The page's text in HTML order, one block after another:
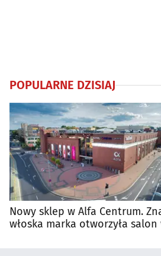
POPULARNE DZISIAJ
Nowy sklep w Alfa Centrum.
włoska marka otworzyła salon